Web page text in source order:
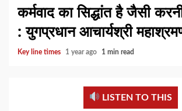
कर्मवाद का सिद्धांत है जैसी
: युगप्रधान आचार्यश्री
Key line times 1 year ago 1 min read
LISTEN TO THIS